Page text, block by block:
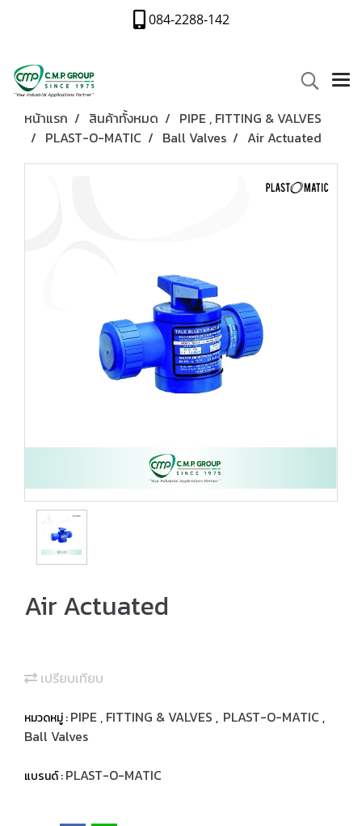
084-2288-142
หน้าแรก สินค้าทั้งหมด
PIPE , FITTING & VALVES
PLAST-O-MATIC
Ball Valves Air Actuated
Air Actuated
เปรียบเทียบ
หมวดหมู่ :PIPE , FITTING & VALVES , PLAST-O-MATIC ,
Ball Valves
แบรนด์ :PLAST-O-MATIC